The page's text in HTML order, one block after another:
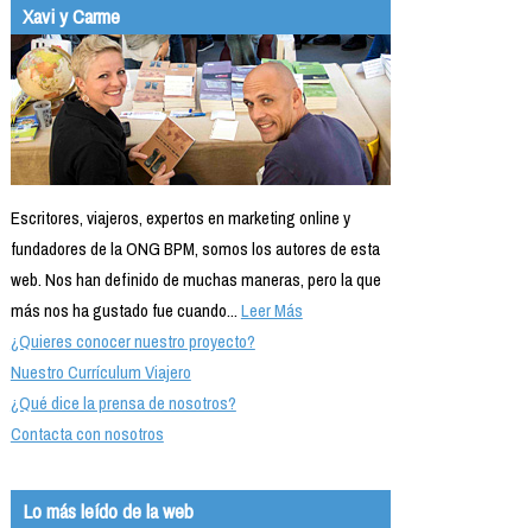
Xavi y Carme
Escritores, viajeros, expertos en marketing online y
fundadores de la ONG BPM, somos los autores de esta
web. Nos han definido de muchas maneras, pero la que
más nos ha gustado fue cuando...Leer Más
¿Quieres conocer nuestro proyecto?
Nuestro Currículum Viajero
¿Qué dice la prensa de nosotros?
Contacta con nosotros
Lo más leído de la web